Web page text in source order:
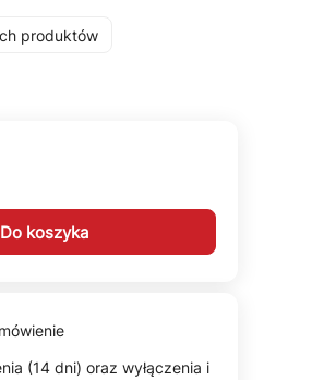
produktów
Do koszyka
(14 dni) oraz wyłączenia i